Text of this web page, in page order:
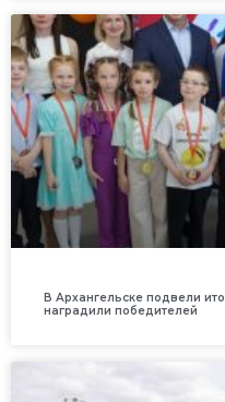
В Архангельске подвели
наградили победителей